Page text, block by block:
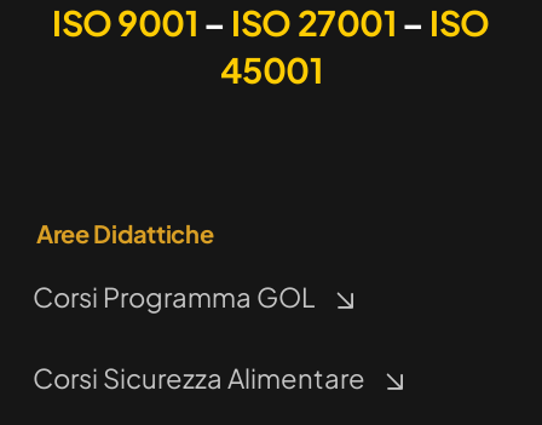
ISO 9001 – ISO 27001 – ISO
45001
Aree Didattiche
Corsi Programma GOL
Corsi Sicurezza Alimentare